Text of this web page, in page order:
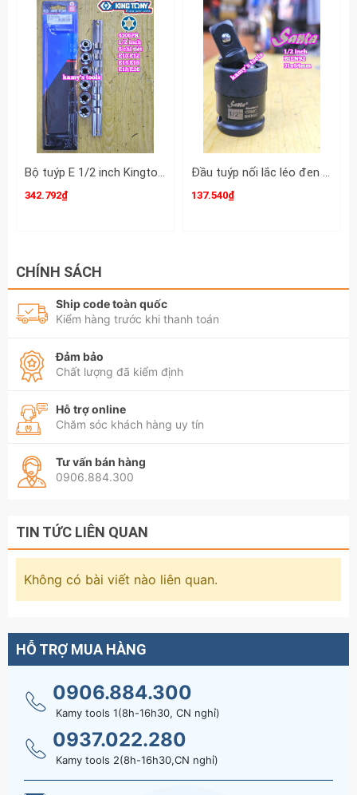
Bộ tuýp E 1/2 inch Kingtony 4106PR 6 chi tiết E10 E12 E14 E16 E18 E20
342.792₫
Đầu tuýp nối lắc léo đen gật gù xoay 360 độ Santa 1/2 inch dài 31x64mm BIEN92
137.540₫
CHÍNH SÁCH
Ship code toàn quốc
Kiểm hàng trước khi thanh toán
Đảm bảo
Chất lượng đã kiểm định
Hỗ trợ online
Chăm sóc khách hàng uy tín
Tư vấn bán hàng
0906.884.300
TIN TỨC LIÊN QUAN
Không có bài viết nào liên quan.
HỖ TRỢ MUA HÀNG
0906.884.300
Kamy tools 1(8h-16h30, CN nghỉ)
0937.022.280
Kamy tools 2(8h-16h30,CN nghỉ)